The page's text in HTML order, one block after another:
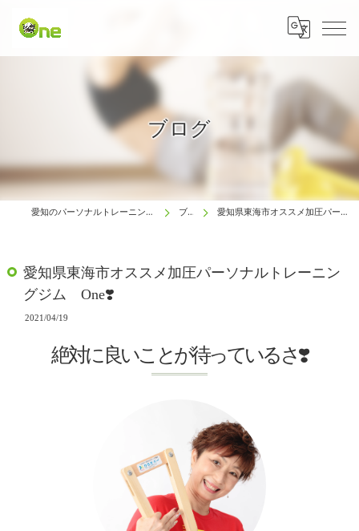
ブログ
愛知のパーソナルトレーニングは生涯動ける体研究所 One ブログ 愛知県東海市オススメ加圧パーソナルトレーニングジム One❣️
愛知県東海市オススメ加圧パーソナルトレーニン
グジム One❣️
2021/04/19
絶対に良いことが待っているさ❣️